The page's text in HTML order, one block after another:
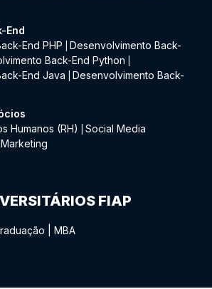
End
End PHP
Desenvolvimento Back-
Back-End Python
End Java
Desenvolvimento Back-
Humanos (RH)
Social Media
FIAP
MBA